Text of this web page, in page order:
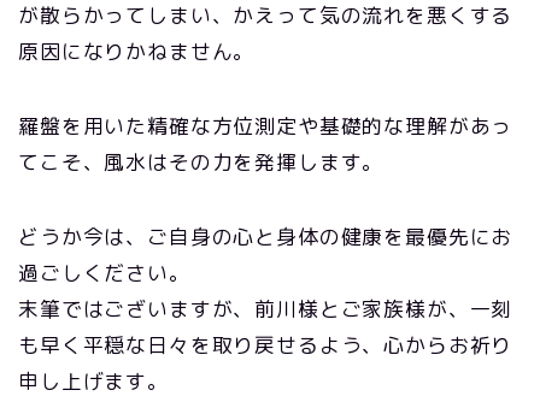
が散らかってしまい、かえって気の流れを悪くする
原因になりかねません。
羅盤を用いた精確な方位測定や基礎的な理解があっ
てこそ、風水はその力を発揮します。
どうか今は、ご自身の心と身体の健康を最優先にお
過ごしください。
末筆ではございますが、前川様とご家族様が、一刻
も早く平穏な日々を取り戻せるよう、心からお祈り
申し上げます。